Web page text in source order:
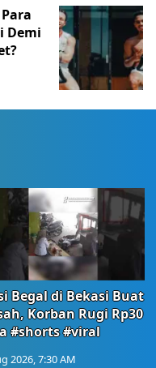
Demi
Begal di Bekasi Buat
Korban Rugi Rp30
#shorts #viral
2026, 7:30 AM